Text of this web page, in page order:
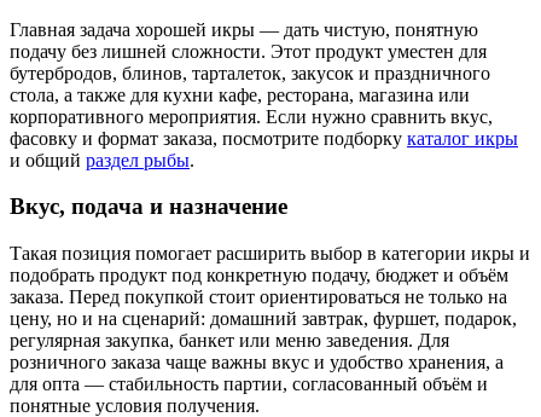
Главная задача хорошей икры — дать чистую, понятную
подачу без лишней сложности. Этот продукт уместен для
бутербродов, блинов, тарталеток, закусок и праздничного
стола, а также для кухни кафе, ресторана, магазина или
корпоративного мероприятия. Если нужно сравнить вкус,
фасовку и формат заказа, посмотрите подборку каталог икры
и общий раздел рыбы.
Вкус, подача и назначение
Такая позиция помогает расширить выбор в категории икры и
подобрать продукт под конкретную подачу, бюджет и объём
заказа. Перед покупкой стоит ориентироваться не только на
цену, но и на сценарий: домашний завтрак, фуршет, подарок,
регулярная закупка, банкет или меню заведения. Для
розничного заказа чаще важны вкус и удобство хранения, а
для опта — стабильность партии, согласованный объём и
понятные условия получения.